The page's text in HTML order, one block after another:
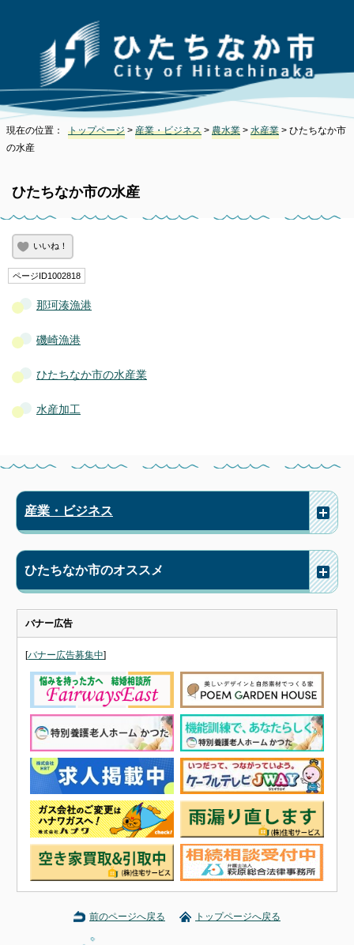
現在の位置： トップページ > 産業・ビジネス > 農水業 > 水産業 > ひたちなか市
の水産
ひたちなか市の水産
いいね！
ページID1002818
那珂湊漁港
磯崎漁港
ひたちなか市の水産業
水産加工
産業・ビジネス
ひたちなか市のオススメ
バナー広告
[バナー広告募集中]
前のページへ戻る トップページへ戻る